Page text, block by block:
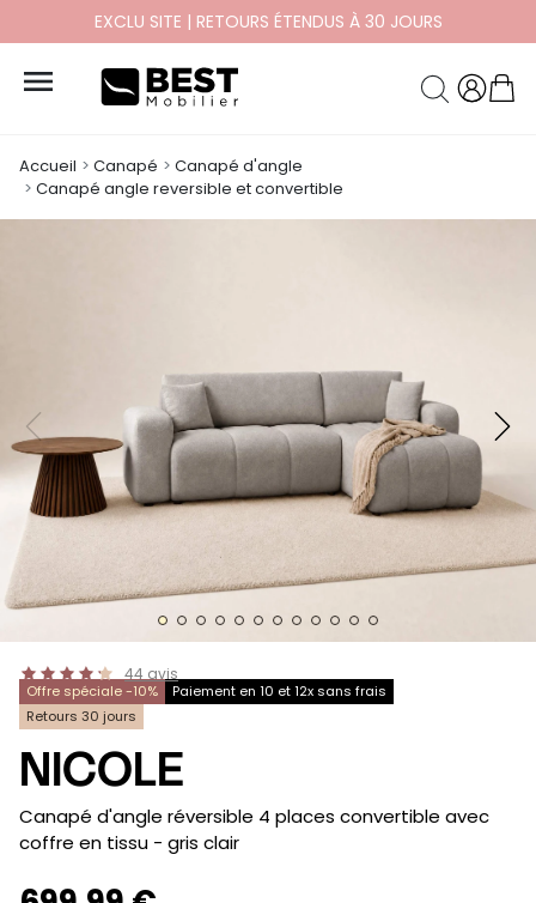
PAYEZ EN 10X ET 12X SANS FRAIS

Accueil Canapé
Canapé d'angle
Canapé angle reversible et convertible
44 avis
Offre spéciale -10%
Paiement en 10 et 12x sans frais
Retours 30 jours
NICOLE
-
Canapé d'angle réversible 4 places convertible avec
coffre en tissu - gris clair